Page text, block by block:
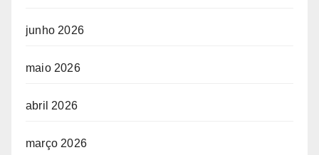
junho 2026
maio 2026
abril 2026
março 2026